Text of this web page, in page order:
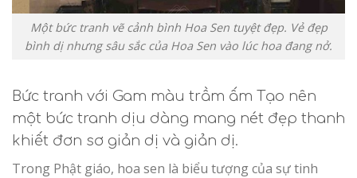
Một bức tranh vẽ cảnh bình Hoa Sen tuyệt đẹp. Vẻ đẹp
bình dị nhưng sâu sắc của Hoa Sen vào lúc hoa đang nở.
Bức tranh với Gam màu trầm ấm Tạo nên
một bức tranh dịu dàng mang nét đẹp thanh
khiết đơn sơ giản dị và giản dị.
Trong Phật giáo, hoa sen là biểu tượng của sự tinh